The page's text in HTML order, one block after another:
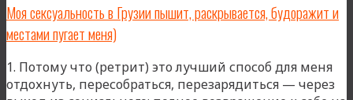
в
Моя сексуальность в Грузии пышит, раскрывается, будоражит и
местами пугает меня)
1. Потому что (ретрит) это лучший способ для меня
отдохнуть, пересобраться, перезарядиться — через